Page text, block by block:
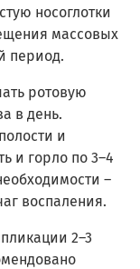
носоглотки
массовых
период.
ротовую
в день.
и
и горло по 3–4
–
воспаления.
2–3